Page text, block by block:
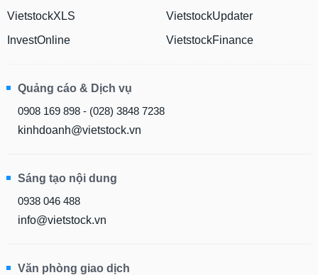
VietstockXLS
InvestOnline
VietstockUpdater
VietstockFinance
Quảng cáo & Dịch vụ
0908 169 898 - (028) 3848 7238
kinhdoanh@vietstock.vn
Sáng tạo nội dung
0938 046 488
info@vietstock.vn
Văn phòng giao dịch